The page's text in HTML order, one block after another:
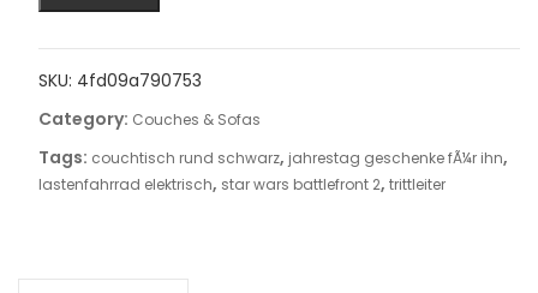
SKU: 4fd09a790753
Category: Couches & Sofas
Tags: couchtisch rund schwarz, jahrestag geschenke fÃ¼r ihn,
lastenfahrrad elektrisch, star wars battlefront 2, trittleiter